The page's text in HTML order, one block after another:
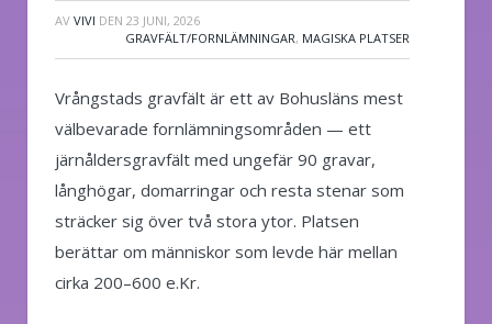
AV VIVI DEN 23 JUNI, 2026
GRAVFÄLT/FORNLÄMNINGAR, MAGISKA PLATSER
Vrångstads gravfält är ett av Bohusläns mest
välbevarade fornlämningsområden — ett
järnåldersgravfält med ungefär 90 gravar,
långhögar, domarringar och resta stenar som
sträcker sig över två stora ytor. Platsen
berättar om människor som levde här mellan
cirka 200–600 e.Kr.